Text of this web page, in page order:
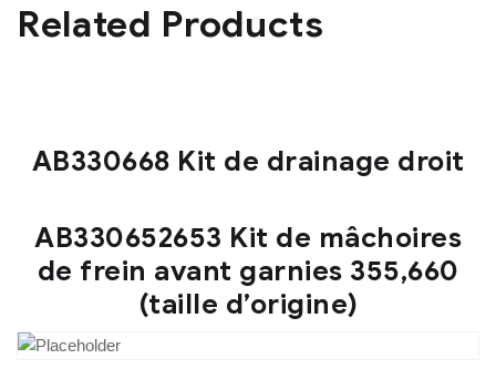
Related Products
AB330668 Kit de drainage droit
AB330652653 Kit de mâchoires
de frein avant garnies 355,660
(taille d’origine)